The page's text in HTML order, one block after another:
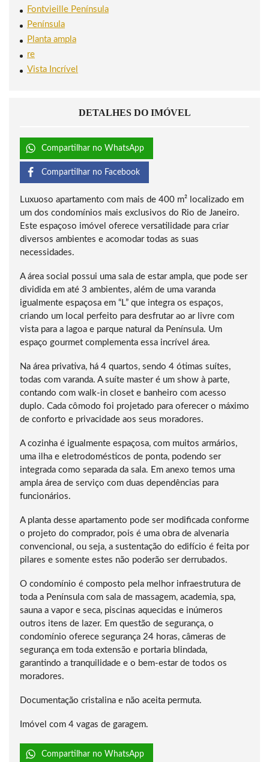
Fontvieille Península
Península
Planta ampla
re
Vista Incrível
DETALHES DO IMÓVEL
Compartilhar no WhatsApp
Compartilhar no Facebook
Luxuoso apartamento com mais de 400 m² localizado em
um dos condomínios mais exclusivos do Rio de Janeiro.
Este espaçoso imóvel oferece versatilidade para criar
diversos ambientes e acomodar todas as suas
necessidades.
A área social possui uma sala de estar ampla, que pode ser
dividida em até 3 ambientes, além de uma varanda
igualmente espaçosa em “L” que integra os espaços,
criando um local perfeito para desfrutar ao ar livre com
vista para a lagoa e parque natural da Península. Um
espaço gourmet complementa essa incrível área.
Na área privativa, há 4 quartos, sendo 4 ótimas suítes,
todas com varanda. A suíte master é um show à parte,
contando com walk-in closet e banheiro com acesso
duplo. Cada cômodo foi projetado para oferecer o máximo
de conforto e privacidade aos seus moradores.
A cozinha é igualmente espaçosa, com muitos armários,
uma ilha e eletrodomésticos de ponta, podendo ser
integrada como separada da sala. Em anexo temos uma
ampla área de serviço com duas dependências para
funcionários.
A planta desse apartamento pode ser modificada conforme
o projeto do comprador, pois é uma obra de alvenaria
convencional, ou seja, a sustentação do edifício é feita por
pilares e somente estes não poderão ser derrubados.
O condomínio é composto pela melhor infraestrutura de
toda a Península com sala de massagem, academia, spa,
sauna a vapor e seca, piscinas aquecidas e inúmeros
outros itens de lazer. Em questão de segurança, o
condomínio oferece segurança 24 horas, câmeras de
segurança em toda extensão e portaria blindada,
garantindo a tranquilidade e o bem-estar de todos os
moradores.
Documentação cristalina e não aceita permuta.
Imóvel com 4 vagas de garagem.
Compartilhar no WhatsApp